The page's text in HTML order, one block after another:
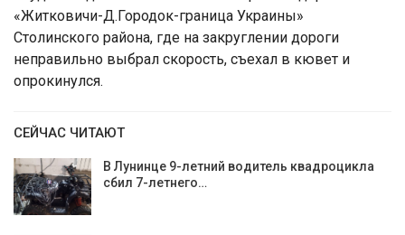
«Житковичи-Д.Городок-граница Украины»
Столинского района, где на закруглении дороги
неправильно выбрал скорость, съехал в кювет и
опрокинулся.
СЕЙЧАС ЧИТАЮТ
В Лунинце 9-летний водитель квадроцикла
сбил 7-летнего…